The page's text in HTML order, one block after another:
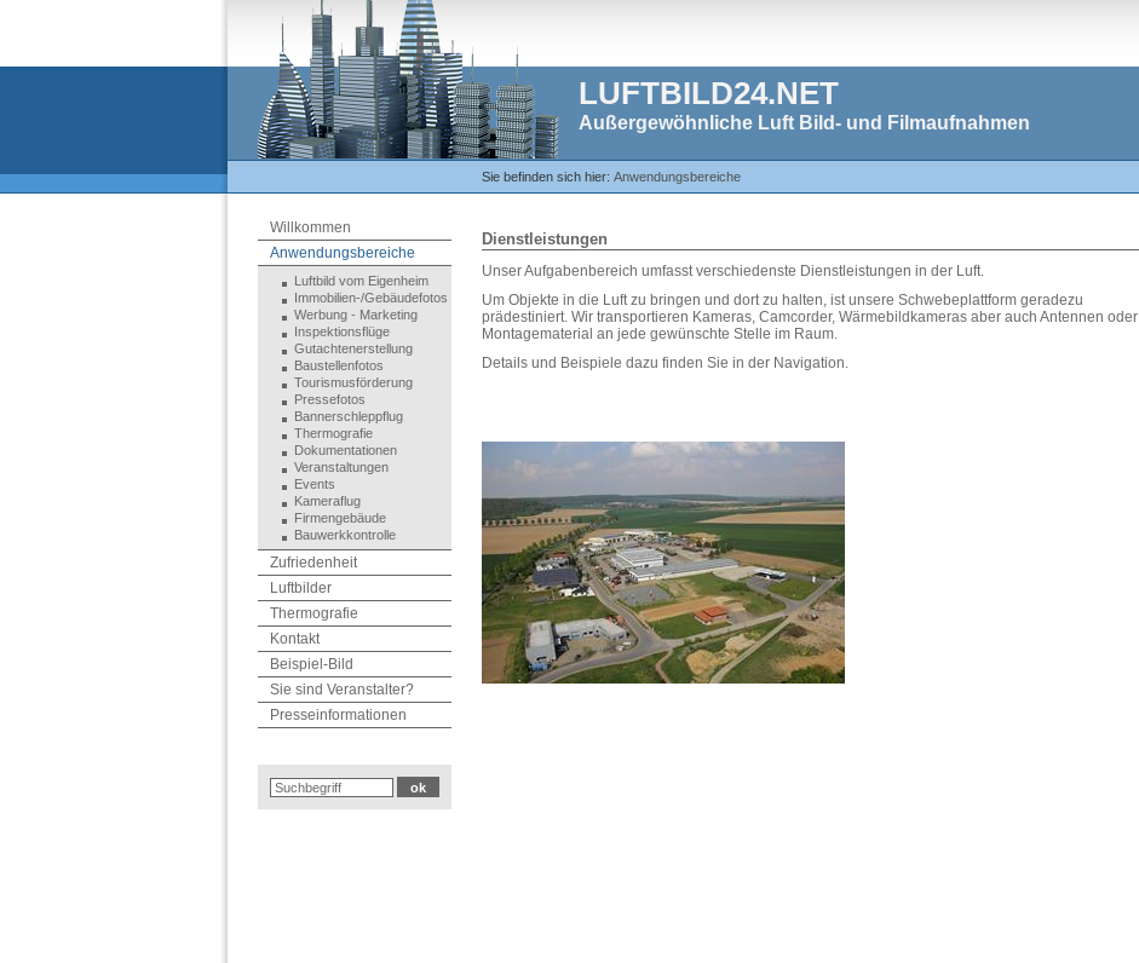
LUFTBILD24.NET
Außergewöhnliche Luft Bild- und Filmaufnahmen
Sie befinden sich hier: Anwendungsbereiche
Willkommen
Anwendungsbereiche
Luftbild vom Eigenheim
Immobilien-/Gebäudefotos
Werbung - Marketing
Inspektionsflüge
Gutachtenerstellung
Baustellenfotos
Tourismusförderung
Pressefotos
Bannerschleppflug
Thermografie
Dokumentationen
Veranstaltungen
Events
Kameraflug
Firmengebäude
Bauwerkkontrolle
Zufriedenheit
Luftbilder
Thermografie
Kontakt
Beispiel-Bild
Sie sind Veranstalter?
Presseinformationen
Dienstleistungen
Unser Aufgabenbereich umfasst verschiedenste Dienstleistungen in der Luft.
Um Objekte in die Luft zu bringen und dort zu halten, ist unsere Schwebeplattform geradezu
prädestiniert. Wir transportieren Kameras, Camcorder, Wärmebildkameras aber auch Antennen oder
Montagematerial an jede gewünschte Stelle im Raum.
Details und Beispiele dazu finden Sie in der Navigation.